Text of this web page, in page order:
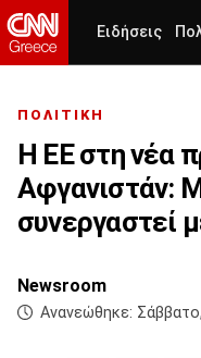
Ειδήσεις
ΠΟΛΙΤΙΚΗ
Η ΕΕ στη νέα
Αφγανιστάν:
συνεργαστεί
Newsroom
Ανανεώθηκε: